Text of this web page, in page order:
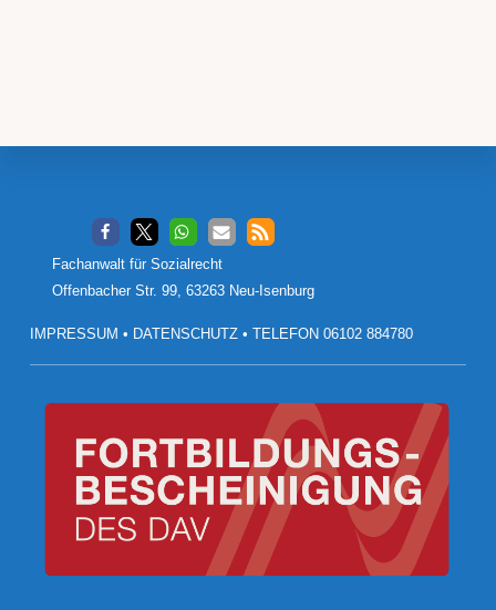
Footer
Fachanwalt für Sozialrecht
Offenbacher Str. 99, 63263 Neu-Isenburg
IMPRESSUM • DATENSCHUTZ• TELEFON 06102 884780